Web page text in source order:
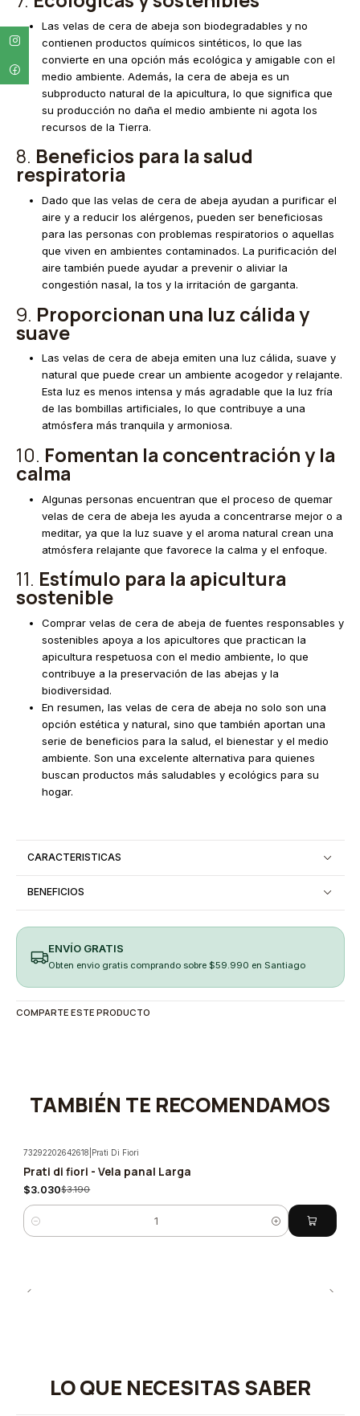
Las velas de cera de abeja son biodegradables y no
contienen productos químicos sintéticos, lo que las
convierte en una opción más ecológica y amigable con el
medio ambiente. Además, la cera de abeja es un
subproducto natural de la apicultura, lo que significa que
su producción no daña el medio ambiente ni agota los
recursos de la Tierra.
8. Beneficios para la salud
respiratoria
Dado que las velas de cera de abeja ayudan a purificar el
aire y a reducir los alérgenos, pueden ser beneficiosas
para las personas con problemas respiratorios o aquellas
que viven en ambientes contaminados. La purificación del
aire también puede ayudar a prevenir o aliviar la
congestión nasal, la tos y la irritación de garganta.
9. Proporcionan una luz cálida y
suave
Las velas de cera de abeja emiten una luz cálida, suave y
natural que puede crear un ambiente acogedor y relajante.
Esta luz es menos intensa y más agradable que la luz fría
de las bombillas artificiales, lo que contribuye a una
atmósfera más tranquila y armoniosa.
10. Fomentan la concentración y la
calma
Algunas personas encuentran que el proceso de quemar
velas de cera de abeja les ayuda a concentrarse mejor o a
meditar, ya que la luz suave y el aroma natural crean una
atmósfera relajante que favorece la calma y el enfoque.
11. Estímulo para la apicultura
sostenible
Comprar velas de cera de abeja de fuentes responsables y
sostenibles apoya a los apicultores que practican la
apicultura respetuosa con el medio ambiente, lo que
contribuye a la preservación de las abejas y la
biodiversidad.
En resumen, las velas de cera de abeja no solo son una
opción estética y natural, sino que también aportan una
serie de beneficios para la salud, el bienestar y el medio
ambiente. Son una excelente alternativa para quienes
buscan productos más saludables y ecológics para su
hogar.
CARACTERISTICAS
BENEFICIOS
ENVÍO GRATIS
Obten envio gratis comprando sobre $59.990 en Santiago
COMPARTE ESTE PRODUCTO
TAMBIÉN TE RECOMENDAMOS
-5%
73292202642618 Prati Di Fiori
Prati di fiori - Vela panal Larga
$3.030$3.190
Cantidad
LO QUE NECESITAS SABER